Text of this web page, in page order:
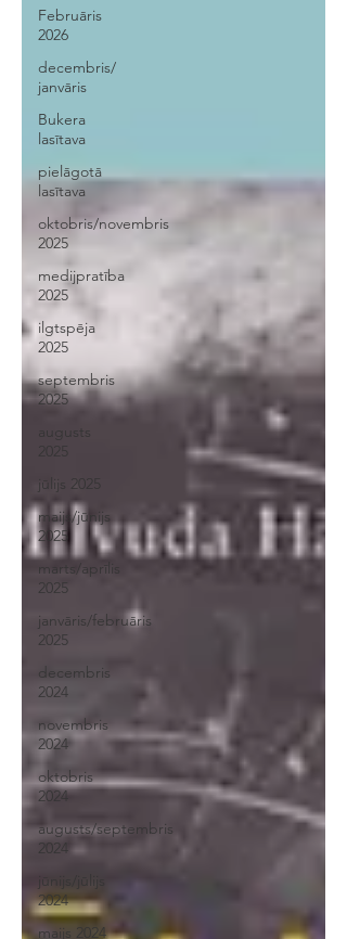
Februāris
2026
decembris/
janvāris
Bukera
lasītava
pielāgotā
lasītava
oktobris/novembris
2025
medijpratība
2025
ilgtspēja
2025
septembris
2025
augusts
jūlijs 2025
maijs/jūnijs
2025
marts/aprīlis
2025
janvāris/februāris
2025
decembris
2024
novembris
2024
oktobris
2024
augusts/septembris
2024
2024
maijs 2024